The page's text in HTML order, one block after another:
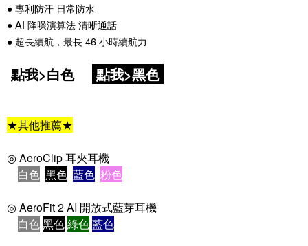
● 專利防汗 日常防水
● AI 降噪演算法 清晰通話
● 超長續航，最長 46 小時續航力
點我>白色 點我>黑色
★其他推薦★
◎ AeroClip 耳夾耳機
白色 黑色 藍色 粉色
◎ AeroFit 2 AI 開放式藍芽耳機
白色黑色綠色藍色